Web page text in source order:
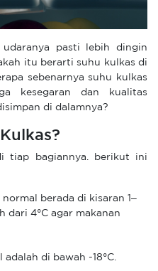
udaranya pasti lebih dingin
itu berarti suhu kulkas di
sebenarnya suhu kulkas
kesegaran dan kualitas
di dalamnya?
tiap bagiannya. berikut ini
berada di kisaran 1–
dari 4°C agar makanan
di bawah -18°C.